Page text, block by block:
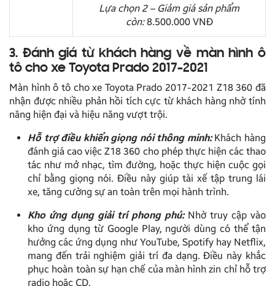
Lựa chọn 2 – Giảm giá sản phẩm
còn:8.500.000 VNĐ
3. Đánh giá từ khách hàng về màn hình ô
tô cho xe Toyota Prado 2017-2021
Màn hình ô tô cho xe Toyota Prado 2017-2021 Z18 360 đã
nhận được nhiều phản hồi tích cực từ khách hàng nhờ tính
năng hiện đại và hiệu năng vượt trội.
Hỗ trợ điều khiển giọng nói thông minh: Khách hàng
đánh giá cao việc Z18 360 cho phép thực hiện các thao
tác như mở nhạc, tìm đường, hoặc thực hiện cuộc gọi
chỉ bằng giọng nói. Điều này giúp tài xế tập trung lái
xe, tăng cường sự an toàn trên mọi hành trình.
Kho ứng dụng giải trí phong phú:Nhờ truy cập vào
kho ứng dụng từ Google Play, người dùng có thể tận
hưởng các ứng dụng như YouTube, Spotify hay Netflix,
mang đến trải nghiệm giải trí đa dạng. Điều này khắc
phục hoàn toàn sự hạn chế của màn hình zin chỉ hỗ trợ
radio hoặc CD.